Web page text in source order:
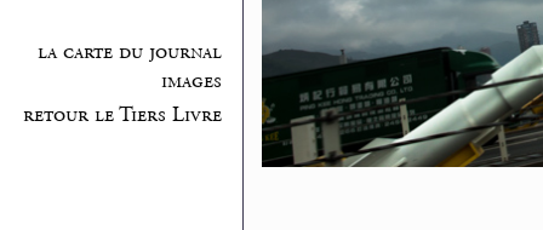
la carte du journal
images
retour le Tiers Livre